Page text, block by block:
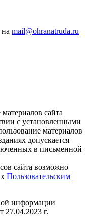
mail@ohranatruda.ru
сайта
с установленными
материалов
допускается
в письменной
сайта возможно
Пользовательским
информации
г.